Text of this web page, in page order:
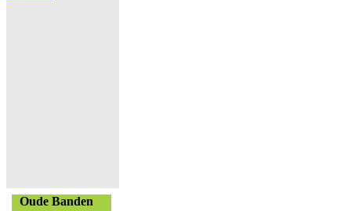
Oude Banden